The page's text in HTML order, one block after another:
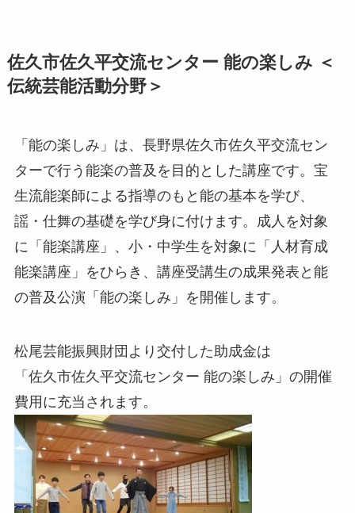
佐久市佐久平交流センター 能の楽しみ ＜
伝統芸能活動分野＞
「能の楽しみ」は、長野県佐久市佐久平交流セン
ターで行う能楽の普及を目的とした講座です。宝
生流能楽師による指導のもと能の基本を学び、
謡・仕舞の基礎を学び身に付けます。成人を対象
に「能楽講座」、小・中学生を対象に「人材育成
能楽講座」をひらき、講座受講生の成果発表と能
の普及公演「能の楽しみ」を開催します。
松尾芸能振興財団より交付した助成金は
「佐久市佐久平交流センター 能の楽しみ」の開催
費用に充当されます。